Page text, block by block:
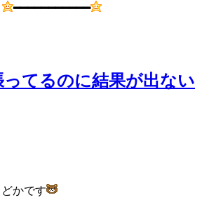
━━━━━━━━━━━
てるのに結果が出ない
かです